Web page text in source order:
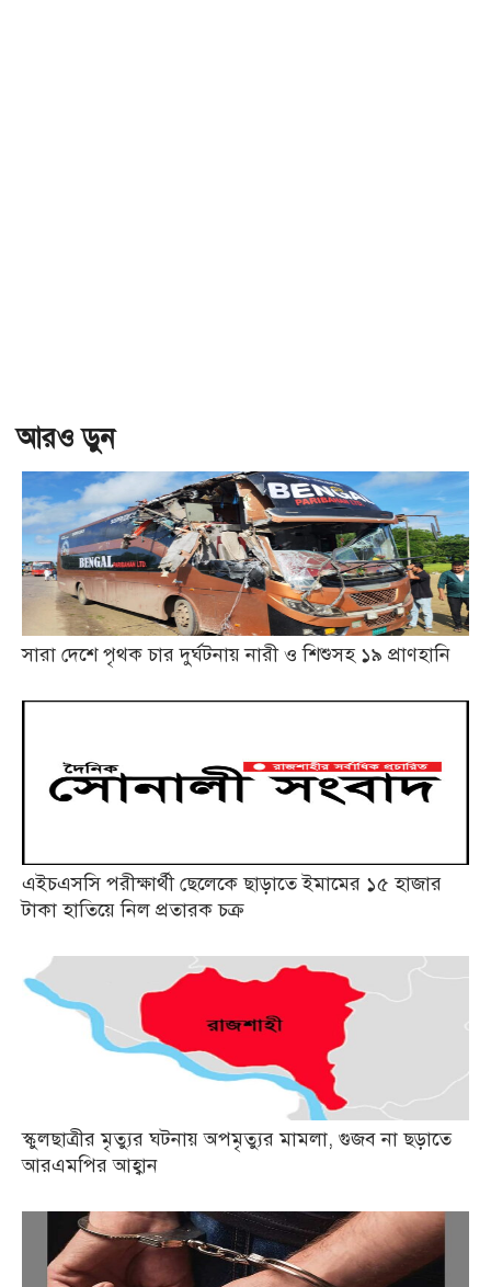
আরও ড়ুন
সারা দেশে পৃথক চার দুর্ঘটনায় নারী ও শিশুসহ ১৯ প্রাণহানি
এইচএসসি পরীক্ষার্থী ছেলেকে ছাড়াতে ইমামের ১৫ হাজার
টাকা হাতিয়ে নিল প্রতারক চক্র
স্কুলছাত্রীর মৃত্যুর ঘটনায় অপমৃত্যুর মামলা, গুজব না ছড়াতে
আরএমপির আহ্বান